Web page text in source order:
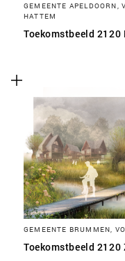
GEMEENTE APELDOORN,
HATTEM
Toekomstbeeld
GEMEENTE BRUMMEN,
Toekomstbeeld